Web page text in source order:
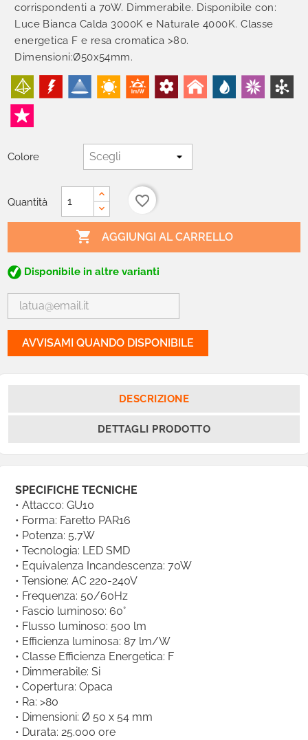
corrispondenti a 70W. Dimmerabile. Disponibile con:
Luce Bianca Calda 3000K e Naturale 4000K. Classe
energetica F e resa cromatica >80.
Dimensioni:Ø50x54mm.
Colore
Quantità
 AGGIUNGI AL CARRELLO
favorite_border
Disponibile in altre varianti
AVVISAMI QUANDO DISPONIBILE
DESCRIZIONE
DETTAGLI PRODOTTO
SPECIFICHE TECNICHE
• Attacco: GU10
• Forma: Faretto PAR16
• Potenza: 5,7W
• Tecnologia: LED SMD
• Equivalenza Incandescenza: 70W
• Tensione: AC 220-240V
• Frequenza: 50/60Hz
• Fascio luminoso: 60°
• Flusso luminoso: 500 lm
• Efficienza luminosa: 87 lm/W
• Classe Efficienza Energetica: F
• Dimmerabile: Si
• Copertura: Opaca
• Ra: >80
• Dimensioni: Ø 50 x 54 mm
• Durata: 25.000 ore